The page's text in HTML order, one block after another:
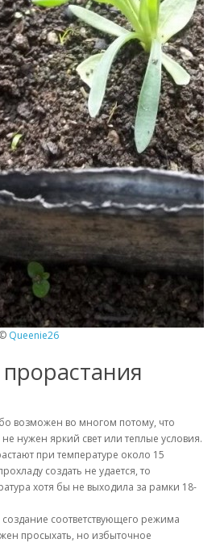
Queenie26
возможен во многом потому, что
нужен яркий свет или теплые условия.
при температуре около 15
создать не удается, то
хотя бы не выходила за рамки 18-
соответствующего режима
просыхать, но избыточное